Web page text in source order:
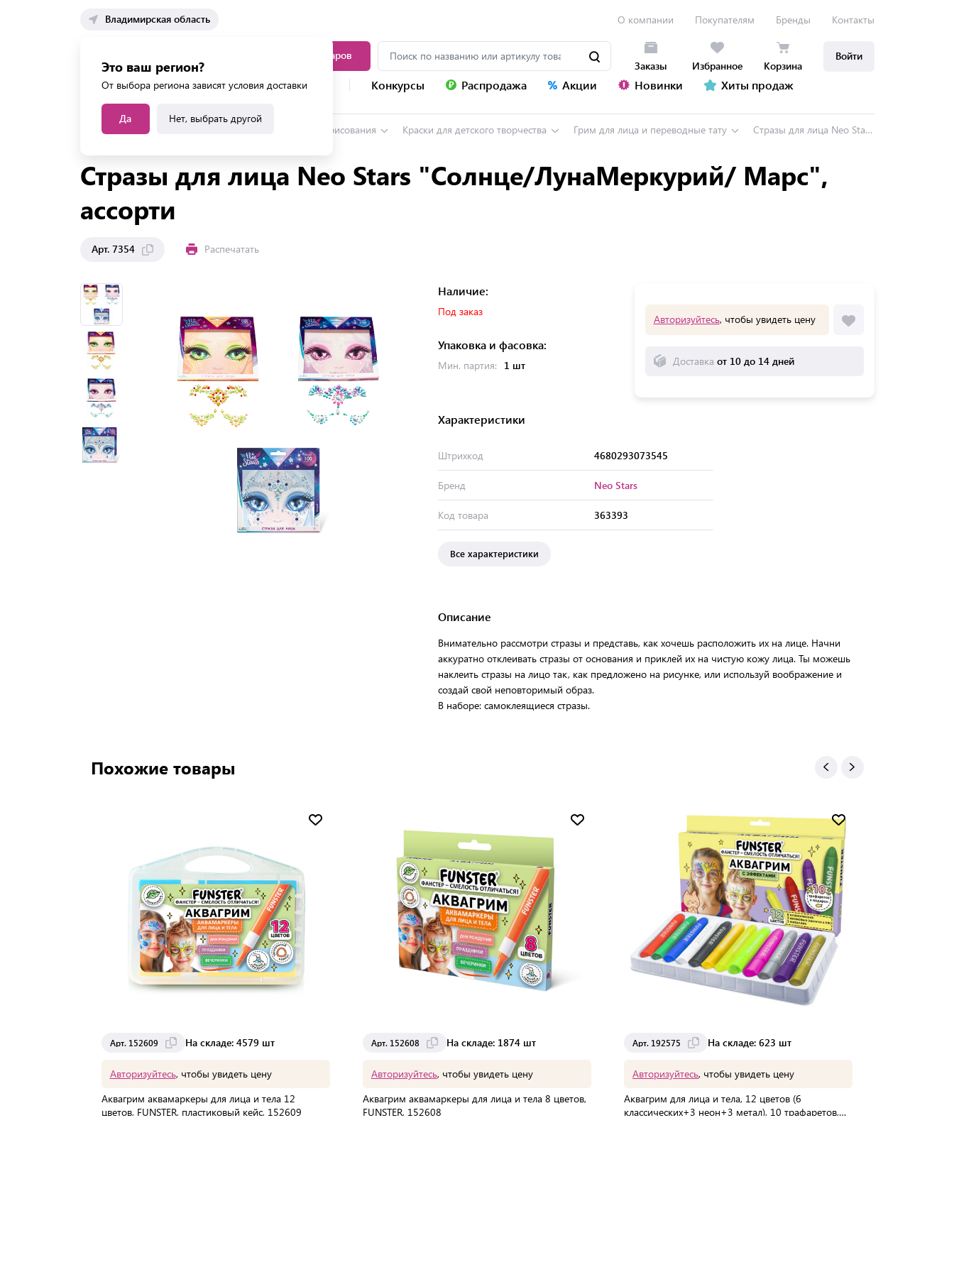
Владимирская область
Это ваш регион?
От выбора региона зависят условия доставки
Да Нет, выбрать другой
О компании Покупателям Бренды Контакты
Каталог товаров
Заказы Избранное Корзина
Войти
Каталог услуг Конкурсы Распродажа Акции Новинки Хиты продаж
Главная Каталог Принадлежности для рисования Краски для детского творчества Грим для лица и переводные тату Стразы для лица Neo Stars "Солнце/ЛунаМеркурий/ Марс", ассорти
Стразы для лица Neo Stars "Солнце/ЛунаМеркурий/ Марс",
ассорти
Арт. 7354 Распечатать
Наличие:
Под заказ
Упаковка и фасовка:
Мин. партия: 1 шт
Авторизуйтесь, чтобы увидеть цену
Доставка от 10 до 14 дней
Характеристики
Штрихкод 4680293073545
Бренд Neo Stars
Код товара 363393
Все характеристики
Описание
Внимательно рассмотри стразы и представь, как хочешь расположить их на лице. Начни
аккуратно отклеивать стразы от основания и приклей их на чистую кожу лица. Ты можешь
наклеить стразы на лицо так, как предложено на рисунке, или используй воображение и
создай свой неповторимый образ.
В наборе: самоклеящиеся стразы.
Похожие товары
Арт. 152609 На складе: 4579 шт
Авторизуйтесь, чтобы увидеть цену
Аквагрим аквамаркеры для лица и тела 12
цветов, FUNSTER, пластиковый кейс, 152609
Арт. 152608 На складе: 1874 шт
Авторизуйтесь, чтобы увидеть цену
Аквагрим аквамаркеры для лица и тела 8 цветов,
FUNSTER, 152608
Арт. 192575 На складе: 623 шт
Авторизуйтесь, чтобы увидеть цену
Аквагрим для лица и тела, 12 цветов (6
классических+3 неон+3 метал), 10 трафаретов,